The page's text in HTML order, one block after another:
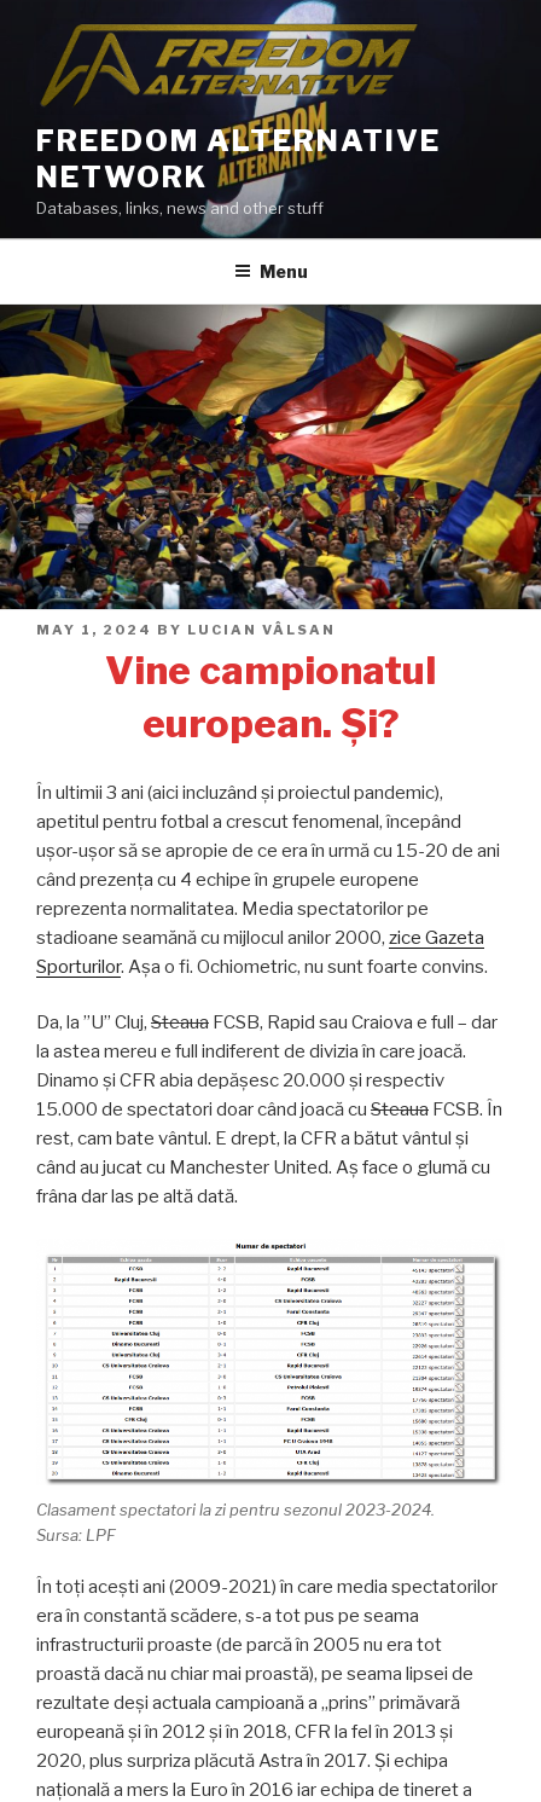
content
FREEDOM ALTERNATIVE
NETWORK
Databases, links, news and other stuff
Menu
POSTED
MAY 1, 2024 BY LUCIAN VÂLSAN
Vine campionatul
european. Și?
În ultimii 3 ani (aici incluzând și proiectul pandemic),
apetitul pentru fotbal a crescut fenomenal, începând
ușor-ușor să se apropie de ce era în urmă cu 15-20 de ani
când prezența cu 4 echipe în grupele europene
reprezenta normalitatea. Media spectatorilor pe
stadioane seamănă cu mijlocul anilor 2000, zice Gazeta
Sporturilor. Așa o fi. Ochiometric, nu sunt foarte convins.
Da, la ”U” Cluj, Steaua FCSB, Rapid sau Craiova e full – dar
la astea mereu e full indiferent de divizia în care joacă.
Dinamo și CFR abia depășesc 20.000 și respectiv
15.000 de spectatori doar când joacă cu Steaua FCSB. În
rest, cam bate vântul. E drept, la CFR a bătut vântul și
când au jucat cu Manchester United. Aș face o glumă cu
frâna dar las pe altă dată.
Clasament spectatori la zi pentru sezonul 2023-2024.
Sursa: LPF
În toți acești ani (2009-2021) în care media spectatorilor
era în constantă scădere, s-a tot pus pe seama
infrastructurii proaste (de parcă în 2005 nu era tot
proastă dacă nu chiar mai proastă), pe seama lipsei de
rezultate deși actuala campioană a „prins” primăvară
europeană și în 2012 și în 2018, CFR la fel în 2013 și
2020, plus surpriza plăcută Astra în 2017. Și echipa
națională a mers la Euro în 2016 iar echipa de tineret a